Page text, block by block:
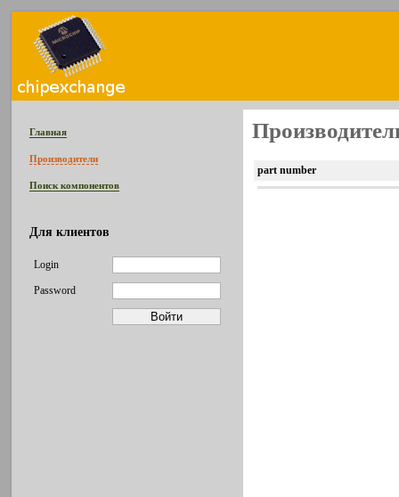
Главная
Производители
Поиск компонентов
Для клиентов
Login
Password
part number